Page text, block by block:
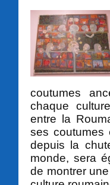
coutumes
chaque
entre la
ses coutumes
depuis la
monde, sera
de montrer